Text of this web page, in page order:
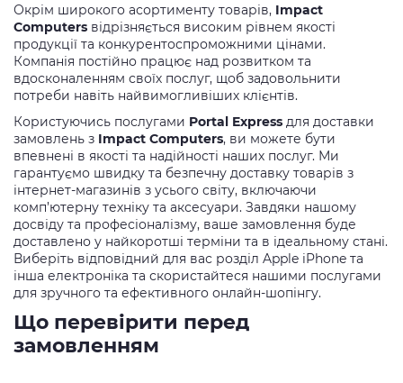
Окрім широкого асортименту товарів, Impact
Computers відрізняється високим рівнем якості
продукції та конкурентоспроможними цінами.
Компанія постійно працює над розвитком та
вдосконаленням своїх послуг, щоб задовольнити
потреби навіть найвимогливіших клієнтів.
Користуючись послугами Portal Express для доставки
замовлень з Impact Computers, ви можете бути
впевнені в якості та надійності наших послуг. Ми
гарантуємо швидку та безпечну доставку товарів з
інтернет-магазинів з усього світу, включаючи
комп’ютерну техніку та аксесуари. Завдяки нашому
досвіду та професіоналізму, ваше замовлення буде
доставлено у найкоротші терміни та в ідеальному стані.
Виберіть відповідний для вас розділ Apple iPhone та
інша електроніка та скористайтеся нашими послугами
для зручного та ефективного онлайн-шопінгу.
Що перевірити перед
замовленням